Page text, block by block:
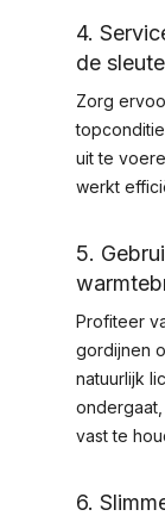
4.
de
Zorg
uit te
werkt
5.
Profiteer
gordijnen
natuurlijk
vast te
6.